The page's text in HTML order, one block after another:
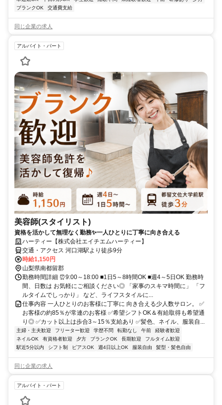
ブランクOK
交通費支給
同じ企業の求人
アルバイト・パート
美容師(スタイリスト)
資格を活かして無理なく勤務✨一人ひとりに丁寧に向き合える
ハーティー【株式会社エイチエムハーティー】
交通・アクセス 河口湖駅より徒歩9分
時給1,150円
山梨県南都留郡
勤務時間詳細 ⏰9:00～18:00 ■1日5～8時間OK ■週4～5日OK 勤務時
間、日数は お気軽にご相談ください◎ 「家事のスキマ時間に」 「フ
ルタイムでしっかり」 など、ライフスタイルに...
仕事内容 一人ひとりのお客様に丁寧に 向き合える少人数サロン。 ✅
お客様の約85％が常連のお客様 ✅希望シフトOK＆有給取得も希望通
り◎ ✅カット以上は歩合3～15％支給あり ✅髪色、ネイル、服装自...
主婦・主夫歓迎 フリーター歓迎 学歴不問 転勤なし 午前
経験者歓迎
ネイルOK
有資格者歓迎 夕方 ブランクOK 長期歓迎
フルタイム歓迎
駅近5分以内
シフト制 ピアスOK 週4日以上OK 服装自由 髪型・髪色自由
同じ企業の求人
アルバイト・パート